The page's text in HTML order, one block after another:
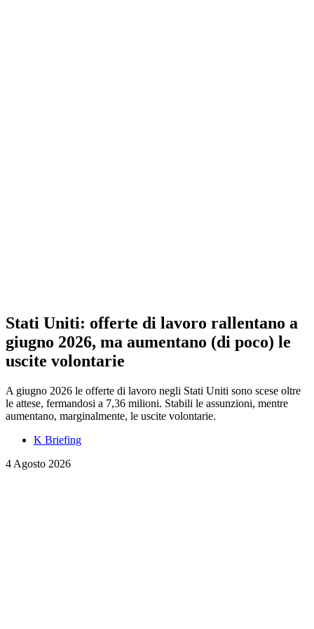
Stati Uniti: offerte di lavoro rallentano a
giugno 2026, ma aumentano (di poco) le
uscite volontarie
A giugno 2026 le offerte di lavoro negli Stati Uniti sono scese oltre
le attese, fermandosi a 7,36 milioni. Stabili le assunzioni, mentre
aumentano, marginalmente, le uscite volontarie.
K Briefing
4 Agosto 2026